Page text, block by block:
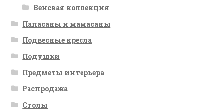
Венская коллекция
Папасаны и мамасаны
Подвесные кресла
Подушки
Предметы интерьера
Распродажа
Столы